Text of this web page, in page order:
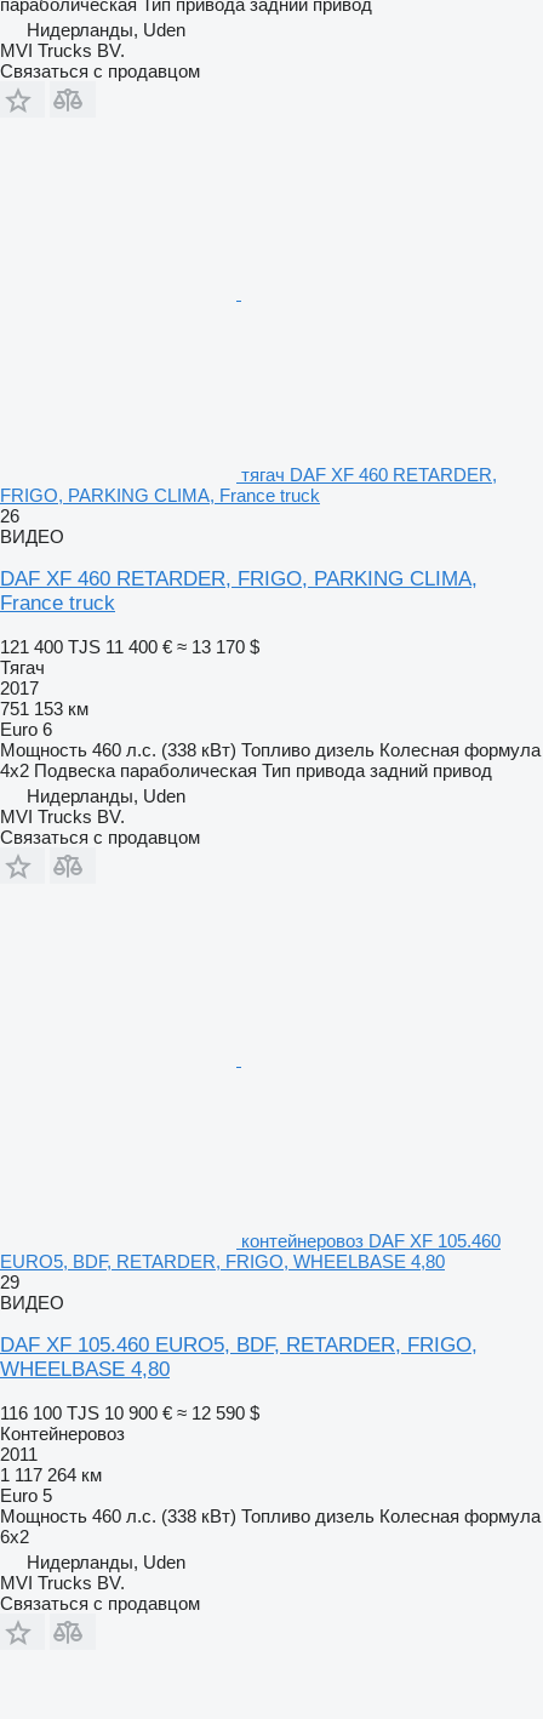
параболическая Тип привода задний привод
Нидерланды, Uden
MVI Trucks BV.
Связаться с продавцом
тягач DAF XF 460 RETARDER,
FRIGO, PARKING CLIMA, France truck
26
ВИДЕО
DAF XF 460 RETARDER, FRIGO, PARKING CLIMA,
France truck
121 400 TJS 11 400 € ≈ 13 170 $
Тягач
2017
751 153 км
Euro 6
Мощность 460 л.с. (338 кВт) Топливо дизель Колесная формула
4x2 Подвеска параболическая Тип привода задний привод
Нидерланды, Uden
MVI Trucks BV.
Связаться с продавцом
контейнеровоз DAF XF 105.460
EURO5, BDF, RETARDER, FRIGO, WHEELBASE 4,80
29
ВИДЕО
DAF XF 105.460 EURO5, BDF, RETARDER, FRIGO,
WHEELBASE 4,80
116 100 TJS 10 900 € ≈ 12 590 $
Контейнеровоз
2011
1 117 264 км
Euro 5
Мощность 460 л.с. (338 кВт) Топливо дизель Колесная формула
6x2
Нидерланды, Uden
MVI Trucks BV.
Связаться с продавцом